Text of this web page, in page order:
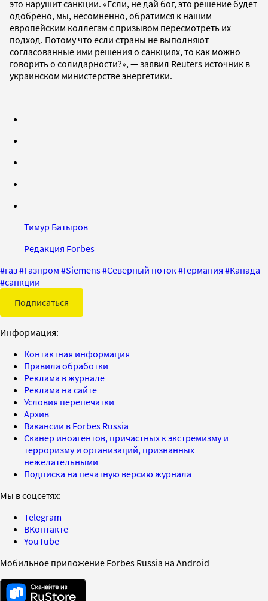
это нарушит санкции. «Если, не дай бог, это решение будет
одобрено, мы, несомненно, обратимся к нашим
европейским коллегам с призывом пересмотреть их
подход. Потому что если страны не выполняют
согласованные ими решения о санкциях, то как можно
говорить о солидарности?», — заявил Reuters источник в
украинском министерстве энергетики.
Тимур Батыров
Редакция Forbes
#газ#Газпром #Siemens#Северный поток#Германия #Канада
#санкции
Подписаться
Информация:
Контактная информация
Правила обработки
Реклама в журнале
Реклама на сайте
Условия перепечатки
Архив
Вакансии в Forbes Russia
Сканер иноагентов, причастных к экстремизму и
терроризму и организаций, признанных
нежелательными
Подписка на печатную версию журнала
Мы в соцсетях:
Telegram
ВКонтакте
YouTube
Мобильное приложение Forbes Russia на Android